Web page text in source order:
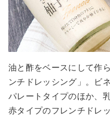
油と酢をベースにして作
ンチドレッシング」。ビ
パレートタイプのほか、
赤タイプのフレンチドレ